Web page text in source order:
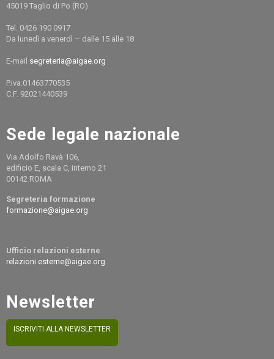
45019 Taglio di Po (RO)
Tel. 0426 190 0917
Da lunedì a venerdì – dalle 15 alle 18
E-mail segreteria@aigae.org
P.iva.01463770535
C.F. 92021440539
Sede legale nazionale
Via Adolfo Ravà 106,
edificio E, scala C, interno 21
00142 ROMA
Segreteria formazione
formazione@aigae.org
Ufficio relazioni esterne
relazioni.esterne@aigae.org
Newsletter
ISCRIVITI ALLA NEWSLETTER